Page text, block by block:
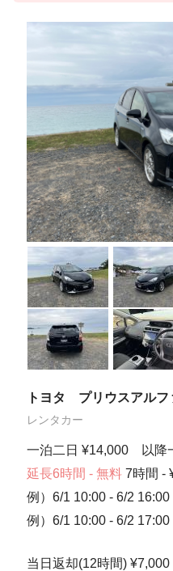
トヨタ プリウスアルフ
レンタカー
一泊二日 ¥14,000 以降
延長6時間 - 無料7時間 -
例）6/1 10:00 - 6/2
例）6/1 10:00 - 6/2
当日返却(12時間) ¥7,000